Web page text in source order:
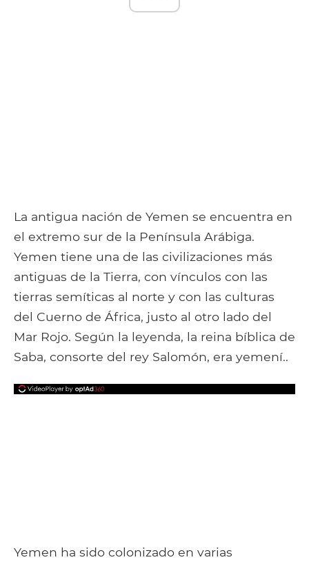
La antigua nación de Yemen se encuentra en
el extremo sur de la Península Arábiga.
Yemen tiene una de las civilizaciones más
antiguas de la Tierra, con vínculos con las
tierras semíticas al norte y con las culturas
del Cuerno de África, justo al otro lado del
Mar Rojo. Según la leyenda, la reina bíblica de
Saba, consorte del rey Salomón, era yemení..
Yemen ha sido colonizado en varias